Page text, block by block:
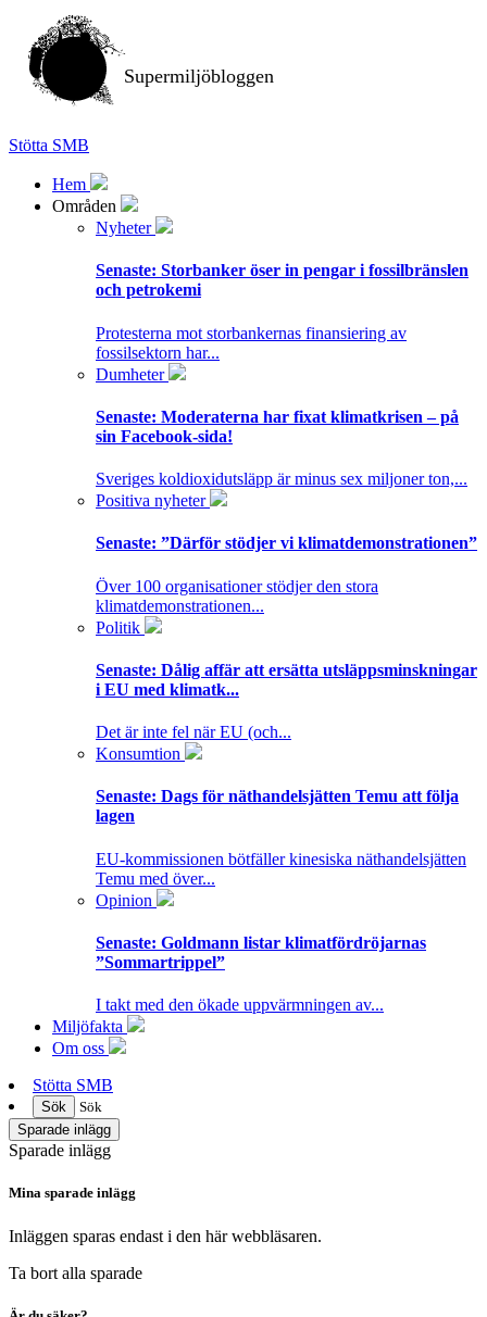
Supermiljöbloggen
Stötta SMB
Hem
Områden
Nyheter
Senaste: Storbanker öser in pengar i fossilbränslen
och petrokemi
Protesterna mot storbankernas finansiering av
fossilsektorn har...
Dumheter
Senaste: Moderaterna har fixat klimatkrisen – på
sin Facebook-sida!
Sveriges koldioxidutsläpp är minus sex miljoner ton,...
Positiva nyheter
Senaste: ”Därför stödjer vi klimatdemonstrationen”
Över 100 organisationer stödjer den stora
klimatdemonstrationen...
Politik
Senaste: Dålig affär att ersätta utsläppsminskningar
i EU med klimatk...
Det är inte fel när EU (och...
Konsumtion
Senaste: Dags för näthandelsjätten Temu att följa
lagen
EU-kommissionen bötfäller kinesiska näthandelsjätten
Temu med över...
Opinion
Senaste: Goldmann listar klimatfördröjarnas
”Sommartrippel”
I takt med den ökade uppvärmningen av...
Miljöfakta
Om oss
Stötta SMB
Sök
Sök
Sparade inlägg
Sparade inlägg
Mina sparade inlägg
Inläggen sparas endast i den här webbläsaren.
Ta bort alla sparade